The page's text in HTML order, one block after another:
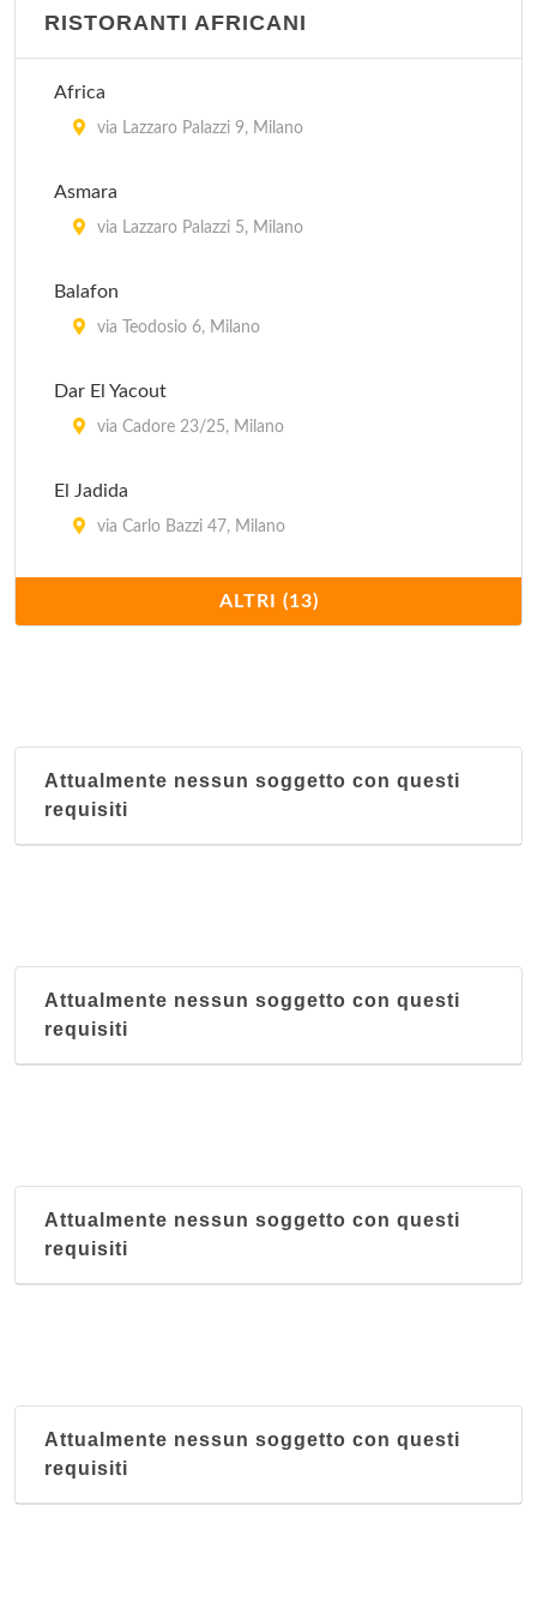
Ikos - Il Circolo della Natura
Il Girasole
Il Melograno
Innocenti Evasioni
RISTORANTI AFRICANI
Africa
via Lazzaro Palazzi 9, Milano
Asmara
via Lazzaro Palazzi 5, Milano
Balafon
via Teodosio 6, Milano
Dar El Yacout
via Cadore 23/25, Milano
El Jadida
via Carlo Bazzi 47, Milano
corso Sempione 12, Milano
Kilimangiaro
Mar Rosso
via Marco Aurelio 8, Milano
ALTRI (13)
Attualmente nessun soggetto con questi
requisiti
Attualmente nessun soggetto con questi
requisiti
Attualmente nessun soggetto con questi
requisiti
Attualmente nessun soggetto con questi
requisiti